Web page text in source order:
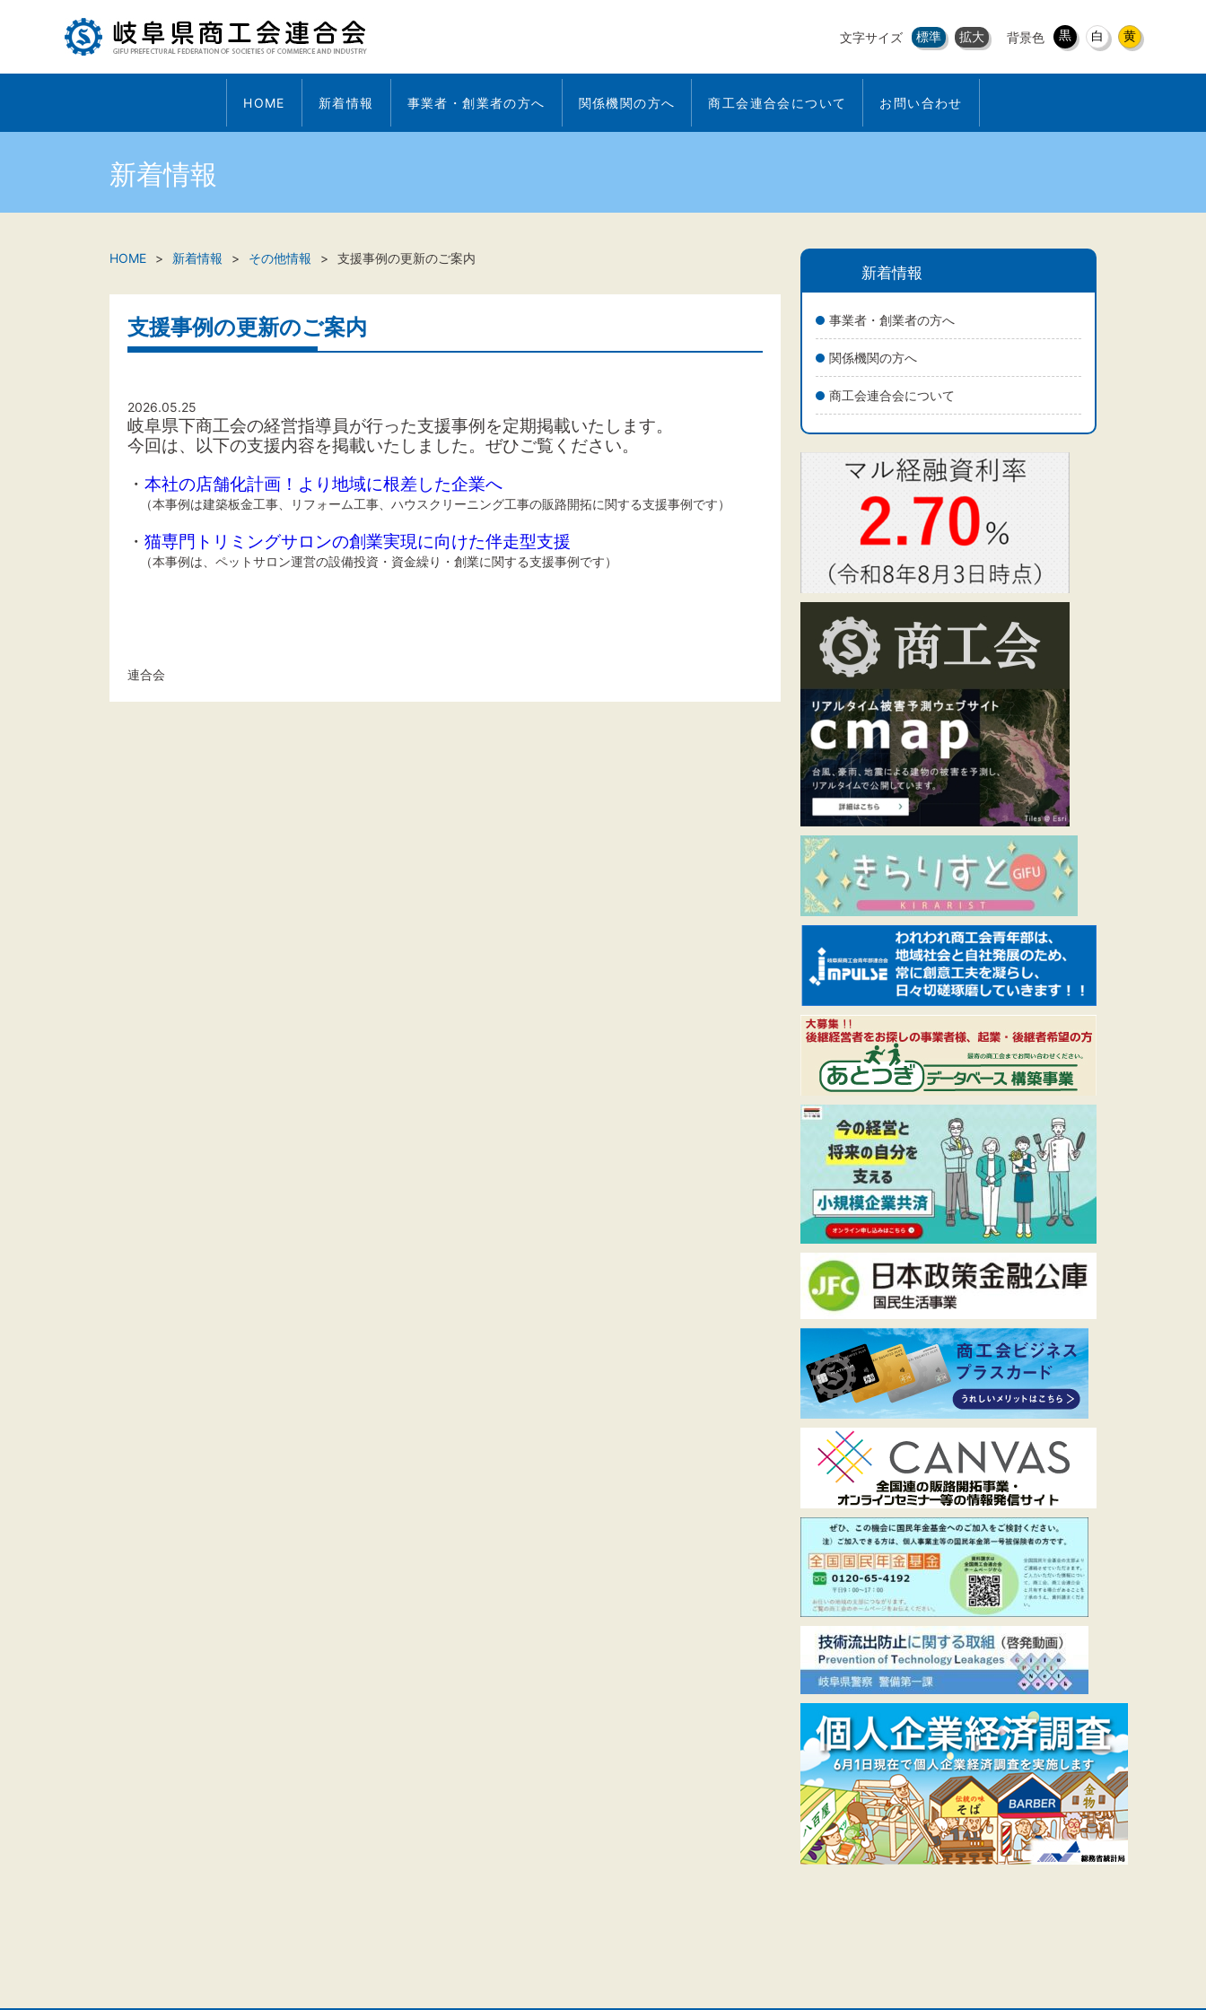
文字サイズ 標準 拡大 背景色 黒 白 黄
HOME 新着情報 事業者・創業者の方へ 関係機関の方へ 商工会連合会について お問い合わせ
新着情報
新着情報
事業者・創業者の方へ
関係機関の方へ
商工会連合会について
HOME 新着情報 その他情報 支援事例の更新のご案内
支援事例の更新のご案内
2026.05.25
岐阜県下商工会の経営指導員が行った支援事例を定期掲載いたします。
今回は、以下の支援内容を掲載いたしました。 ぜひご覧ください。
・ 本社の店舗化計画！より地域に根差した企業へ
（本事例は建築板金工事、リフォーム工事、ハウスクリーニング工事の販路開拓に関する支援事例です）
・ 猫専門トリミングサロンの創業実現に向けた伴走型支援
（本事例は、ペットサロン運営の設備投資・資金繰り・創業に関する支援事例です）
連合会